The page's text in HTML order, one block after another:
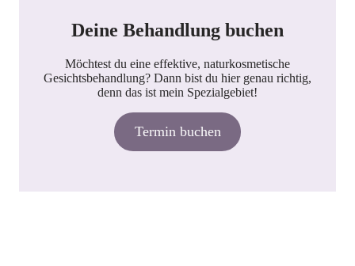
Deine Behandlung buchen
Möchtest du eine effektive, naturkosmetische
Gesichtsbehandlung? Dann bist du hier genau richtig,
denn das ist mein Spezialgebiet!
Termin buchen